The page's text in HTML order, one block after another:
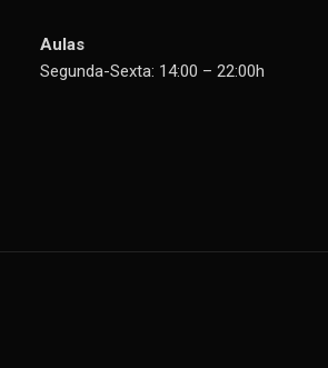
Aulas
Segunda-Sexta: 14:00 – 22:00h